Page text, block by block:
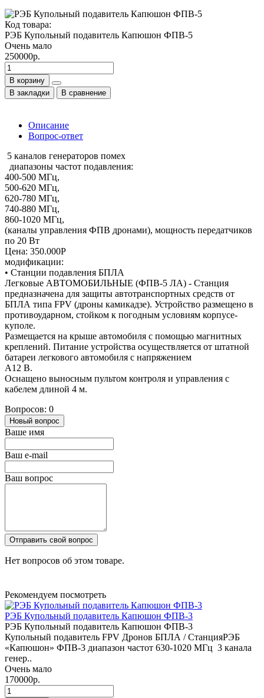
Код товара:
РЭБ Купольный подавитель Капюшон ФПВ-5
Очень мало
250000р.
В корзину
В закладки
В сравнение
Описание
Вопрос-ответ
5 каналов генераторов помех
диапазоны частот подавления:
400-500 МГц,
500-620 МГц,
620-780 МГц,
740-880 МГц,
860-1020 МГц,
(каналы управления ФПВ дронами), мощность передатчиков
по 20 Вт
Цена: 350.000Р
модификации:
• Станции подавления БПЛА
Легковые АВТОМОБИЛЬНЫЕ (ФПВ-5 ЛА) - Станция
предназначена для защиты автотранспортных средств от
БПЛА типа FPV (дроны камикадзе). Устройство размещено в
противоударном, стойком к погодным условиям корпусе-
куполе.
Размещается на крыше автомобиля с помощью магнитных
креплений. Питание устройства осуществляется от штатной
батареи легкового автомобиля с напряжением
A12 В.
Оснащено выносным пультом контроля и управления с
кабелем длиной 4 м.
Вопросов: 0
Новый вопрос
Ваше имя
Ваш e-mail
Ваш вопрос
Отправить свой вопрос
Нет вопросов об этом товаре.
Рекомендуем посмотреть
РЭБ Купольный подавитель Капюшон ФПВ-3
РЭБ Купольный подавитель Капюшон ФПВ-3
Купольный подавитель FPV Дронов БПЛА / СтанцияРЭБ
«Капюшон» ФПВ-3 диапазон частот 630-1020 МГц 3 канала
генер..
Очень мало
170000р.